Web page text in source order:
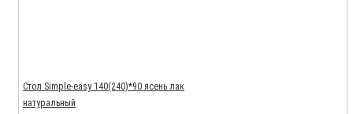
Стол Simple-easy 140(240)*90 ясень лак
натуральный